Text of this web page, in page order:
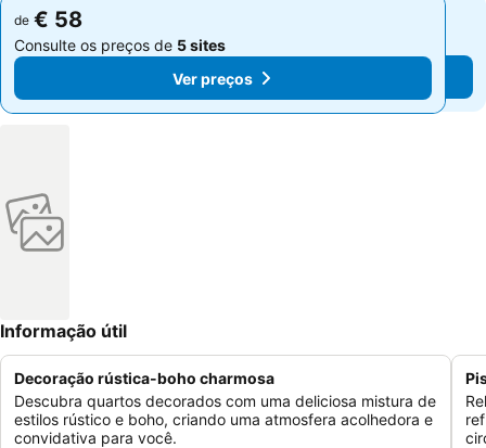
de € 58
Consulte os preços de 5 sites
Ver preços
de € 58
Consulte os preços de 5 sites
Ver preços
Informação útil
Decoração rústica-boho charmosa
Descubra quartos decorados com uma deliciosa mistura de
estilos rústico e boho, criando uma atmosfera acolhedora e
convidativa para você.